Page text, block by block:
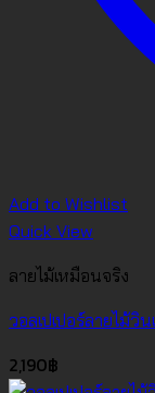
Add to Wishlist
Quick View
ลายไม้เหมือนจริง
วอลเปเปอร์ลายไม้วิ
2,190฿